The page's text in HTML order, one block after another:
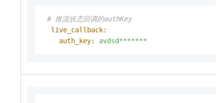
# 推流状态回调的authKey
live_callback:
auth_key:
avdsd*******